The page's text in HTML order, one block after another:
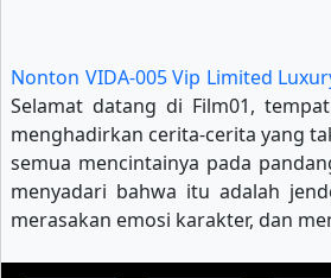
Nonton VIDA-005 Vip Limited
Selamat datang di Film01,
menghadirkan cerita-cerita yang
semua mencintainya pada
menyadari bahwa itu adalah
merasakan emosi karakter, dan